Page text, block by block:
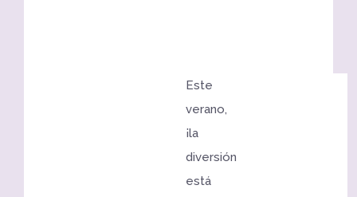
Este
verano,
¡la
diversión
está